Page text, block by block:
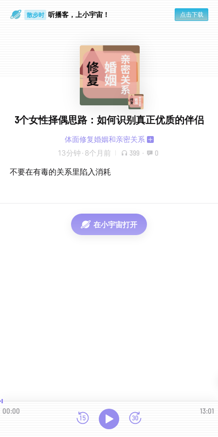
散步时 听播客，上小宇宙！ 点击下载
3个女性择偶思路：如何识别真正优质的伴侣
体面修复婚姻和亲密关系
13分钟 · 8个月前 399 · 0
不要在有毒的关系里陷入消耗
在小宇宙打开
00:00 13:01